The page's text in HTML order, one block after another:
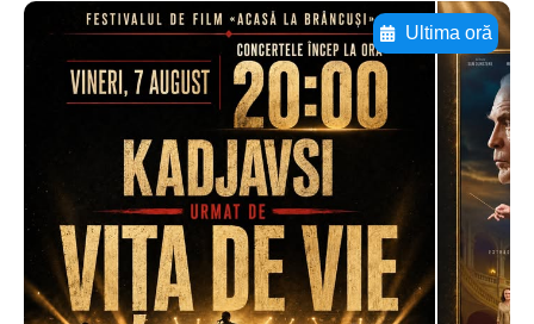
Ultima oră
Adaugă aici textul pentru
subtitluAdaugă aici
textul pentru
subtitluAdaugă aici
textul pentru
subtitluAdaugă aici
textul pentru subti